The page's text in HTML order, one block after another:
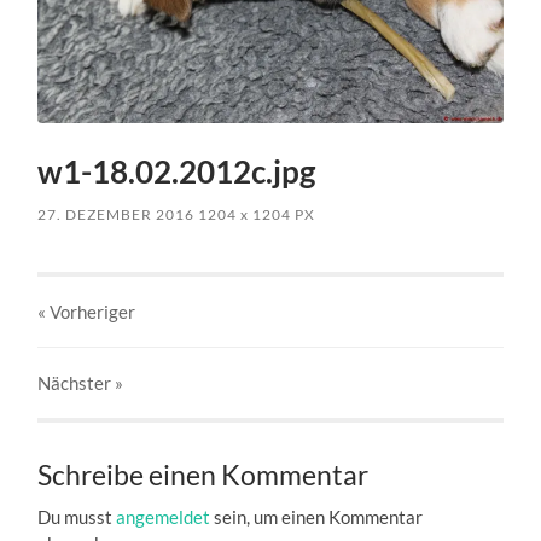
w1-18.02.2012c.jpg
27. DEZEMBER 2016 1204x 1204 PX
« Vorheriger
Nächster »
Schreibe einen Kommentar
Du musstangemeldet sein, um einen Kommentar